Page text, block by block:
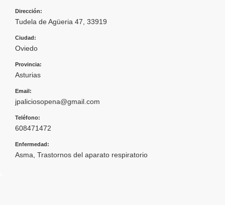
Dirección:
Tudela de Agüeria 47, 33919
Ciudad:
Oviedo
Provincia:
Asturias
Email:
jpaliciosopena@gmail.com
Teléfono:
608471472
Enfermedad:
Asma Trastornos del aparato respiratorio